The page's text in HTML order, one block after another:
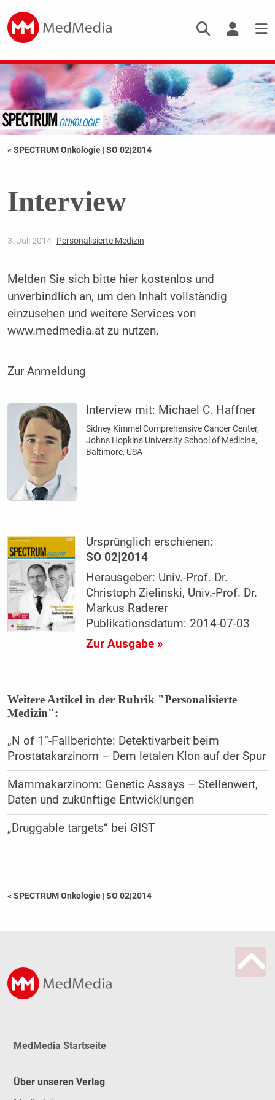
« SPECTRUM Onkologie |SO 02|2014
Interview
3. Juli 2014 Personalisierte Medizin
Melden Sie sich bitte hierkostenlos und
unverbindlich an, um den Inhalt vollständig
einzusehen und weitere Services von
www.medmedia.at zu nutzen.
Zur Anmeldung
Interview mit: Michael C. Haffner
Sidney Kimmel Comprehensive Cancer Center,
Johns Hopkins University School of Medicine,
Baltimore, USA
Ursprünglich erschienen:
SO 02|2014
Herausgeber: Univ.-Prof. Dr.
Christoph Zielinski, Univ.-Prof. Dr.
Markus Raderer
Publikationsdatum: 2014-07-03
Zur Ausgabe »
Weitere Artikel in der Rubrik "Personalisierte
Medizin":
„N of 1“-Fallberichte: Detektivarbeit beim
Prostatakarzinom – Dem letalen Klon auf der Spur
Mammakarzinom: Genetic Assays – Stellenwert,
Daten und zukünftige Entwicklungen
„Druggable targets“ bei GIST
« SPECTRUM Onkologie |SO 02|2014
MedMedia Startseite
Über unseren Verlag